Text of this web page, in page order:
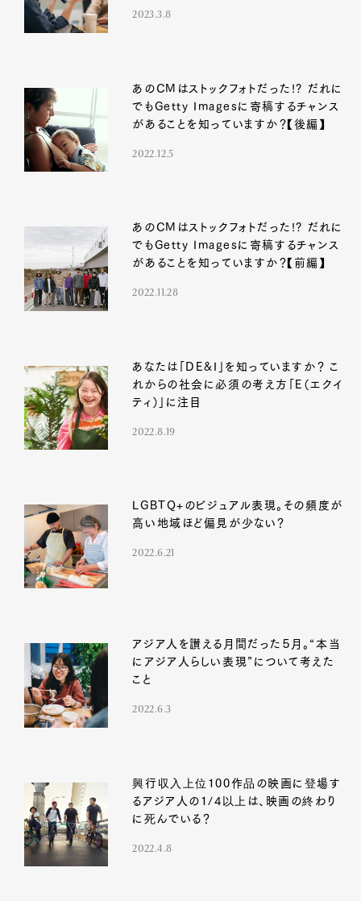
Art&Design WatchFashion
GourmetCars
Pen Membership
Magazine
Official Columnist
About
Contact
Pen international Pen tw
2023.3.8
あのCMはストックフォトだった!? だれに
でもGetty Imagesに寄稿するチャンス
があることを知っていますか？【後編】
2022.12.5
あのCMはストックフォトだった!? だれに
でもGetty Imagesに寄稿するチャンス
があることを知っていますか？【前編】
2022.11.28
あなたは「DE&I」を知っていますか？ こ
れからの社会に必須の考え方「E（エクイ
ティ）」に注目
2022.8.19
LGBTQ+のビジュアル表現。その頻度が
高い地域ほど偏見が少ない？
2022.6.21
アジア人を讃える月間だった５月。“本当
にアジア人らしい表現”について考えた
こと
2022.6.3
興行収入上位100作品の映画に登場す
るアジア人の1/4以上は、映画の終わり
に死んでいる？
2022.4.8